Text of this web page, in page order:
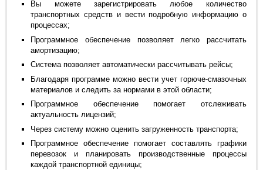
Вы можете зарегистрировать любое количество
транспортных средств и вести подробную информацию о
процессах;
Программное обеспечение позволяет легко рассчитать
амортизацию;
Система позволяет автоматически рассчитывать рейсы;
Благодаря программе можно вести учет горюче-смазочных
материалов и следить за нормами в этой области;
Программное обеспечение помогает отслеживать
актуальность лицензий;
Через систему можно оценить загруженность транспорта;
Программное обеспечение помогает составлять графики
перевозок и планировать производственные процессы
каждой транспортной единицы;